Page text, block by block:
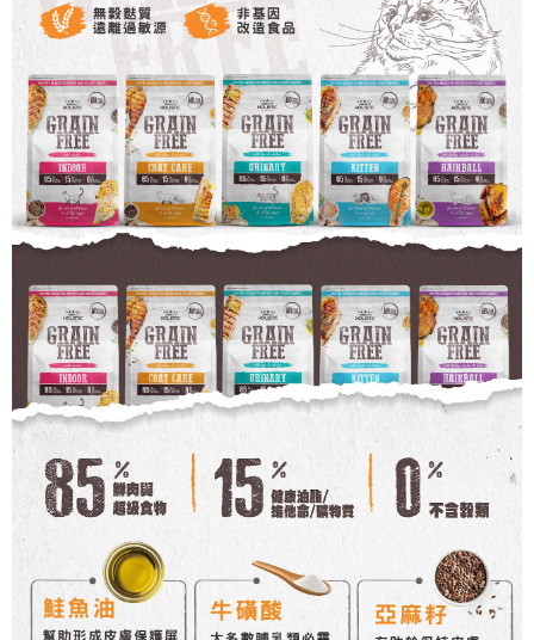
權轉讓予恩沛科技股份有限公司。
２．關於個人資料處理事宜，請瀏覽以下網址：
https://aftee.tw/terms/#terms3
３．未成年的使用者請事先徵得法定代理人或監護人之同意方可使用
「AFTEE先享後付」，若未經同意申辦者引起之損失，本公司不負相關責
任。
４．使用「AFTEE先享後付」時，將依據個別帳號之用戶狀況，依本公司即
時審查核予不同之上限額度；若仍有額度不足之情形，本公司將視審查結果
請求用戶進行身份認證。
５．嚴禁一人註冊多個帳號或使用他人資訊註冊。若發現惡意使用之情形，
恩沛科技股份有限公司將有權停止該用戶之使用額度並採取法律行動。
付款後7-11取貨_限重10KG
每筆NT$60，滿NT$999(含以上)免運費
宅配
每筆NT$120，滿NT$999(含以上)免運費
中壢限定｜毛速配 14:00前下單當日到！🐶
每筆NT$120，滿NT$999(含以上)免運費